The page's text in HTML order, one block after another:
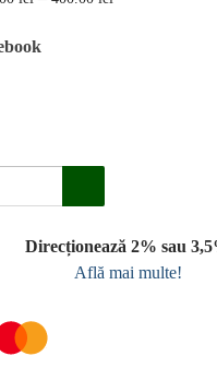
Direcționează 2% sau
Află mai multe!